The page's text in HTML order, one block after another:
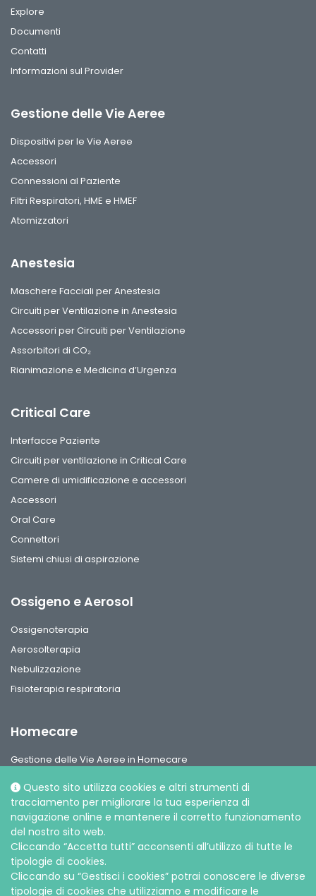
Questo sito utilizza cookies e altri strumenti di
tracciamento per migliorare la tua esperienza di
navigazione online e mantenere il corretto funzionamento
del nostro sito web.
Cliccando “Accetta tutti” acconsenti all’utilizzo di tutte le
tipologie di cookies.
Cliccando su “Gestisci i cookies” potrai conoscere le diverse
tipologie di cookies che utilizziamo e modificare le
Explore
Documenti
Contatti
Informazioni sul Provider
Gestione delle Vie Aeree
Dispositivi per le Vie Aeree
Accessori
Connessioni al Paziente
Filtri Respiratori, HME e HMEF
Atomizzatori
Anestesia
Maschere Facciali per Anestesia
Circuiti per Ventilazione in Anestesia
Accessori per Circuiti per Ventilazione
Assorbitori di CO₂
Rianimazione e Medicina d’Urgenza
Critical Care
Interfacce Paziente
Circuiti per ventilazione in Critical Care
Camere di umidificazione e accessori
Accessori
Oral Care
Connettori
Sistemi chiusi di aspirazione
Ossigeno e Aerosol
Ossigenoterapia
Aerosolterapia
Nebulizzazione
Fisioterapia respiratoria
Homecare
Gestione delle Vie Aeree in Homecare
Circuiti per ventilazione, interfaccie paziente e accessori
Gamma Ossigeno & Aerosol Terapia Home Care
Social media